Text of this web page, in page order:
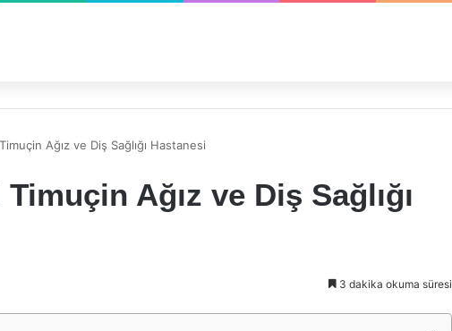
Ağız ve Diş Sağlığı Hastanesi
Ağız ve Diş Sağlığı
3 dakika okuma süresi